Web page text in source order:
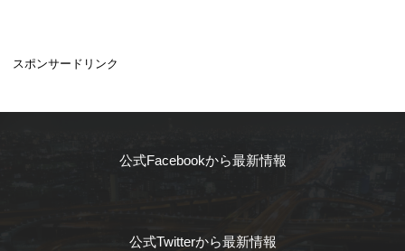
スポンサードリンク
公式Facebookから最新情報
公式Twitterから最新情報